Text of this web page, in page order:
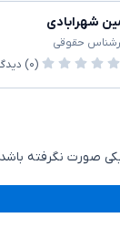
شهرابادی
حقوقی
(۰)
صورت نگرفته